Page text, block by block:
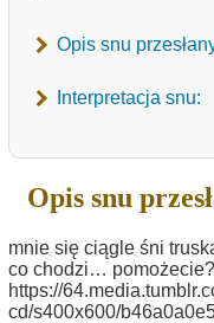
Opis snu
Interpretacja snu:
Opis snu
mnie się ciągle śni
co chodzi… pomożecie?
https://
cd/s400x600/